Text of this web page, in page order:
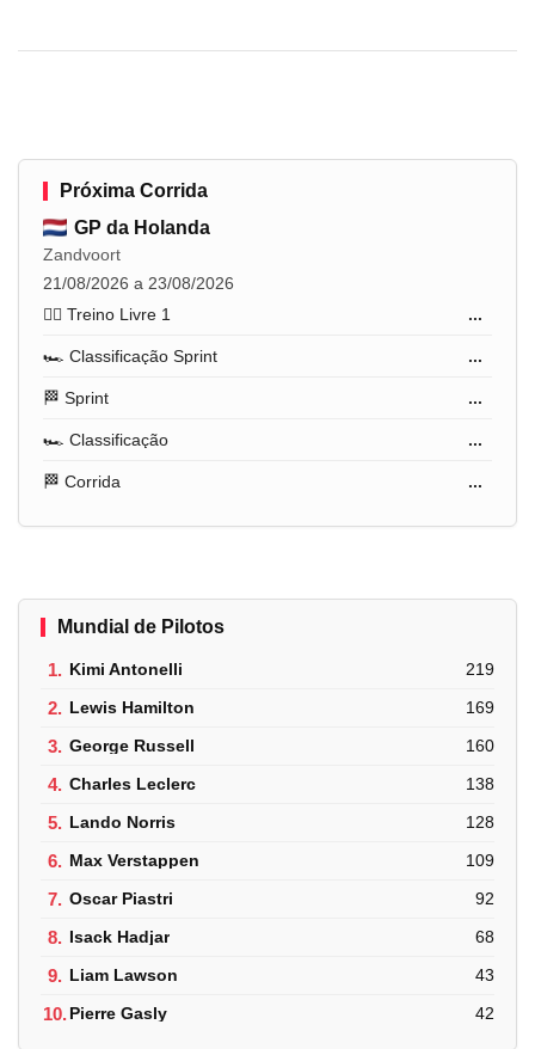
Próxima Corrida
GP da Holanda
Zandvoort
21/08/2026 a 23/08/2026
🏋️‍♂️ Treino Livre 1
...
🏎️ Classificação Sprint ...
🏁 Sprint ...
🏎️ Classificação ...
🏁 Corrida ...
Mundial de Pilotos
1. Kimi Antonelli 219
2. Lewis Hamilton 169
3. George Russell 160
4. Charles Leclerc 138
5. Lando Norris 128
6. Max Verstappen 109
7. Oscar Piastri 92
8. Isack Hadjar 68
9. Liam Lawson 43
10.Pierre Gasly 42